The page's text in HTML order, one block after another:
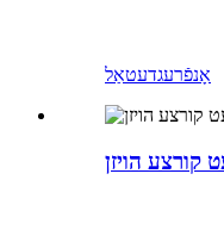
אָנפֿרעגדעטאַל
הויזן